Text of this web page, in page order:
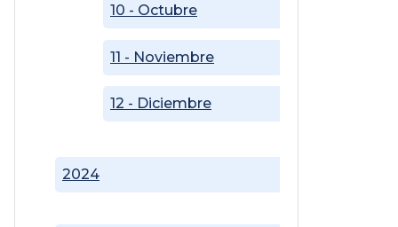
2024
10 - Octubre
11 - Noviembre
12 - Diciembre